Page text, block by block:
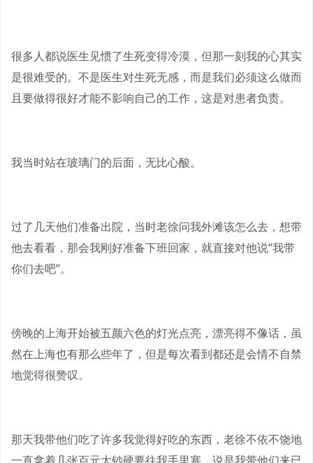
很多人都说医生见惯了生死变得冷漠，但那一刻我的心其实
是很难受的。不是医生对生死无感，而是我们必须这么做而
且要做得很好才能不影响自己的工作，这是对患者负责。
我当时站在玻璃门的后面，无比心酸。
过了几天他们准备出院，当时老徐问我外滩该怎么去，想带
他去看看，那会我刚好准备下班回家，就直接对他说“我带
你们去吧”。
傍晚的上海开始被五颜六色的灯光点亮，漂亮得不像话，虽
然在上海也有那么些年了，但是每次看到都还是会情不自禁
地觉得很赞叹。
那天我带他们吃了许多我觉得好吃的东西，老徐不依不饶地